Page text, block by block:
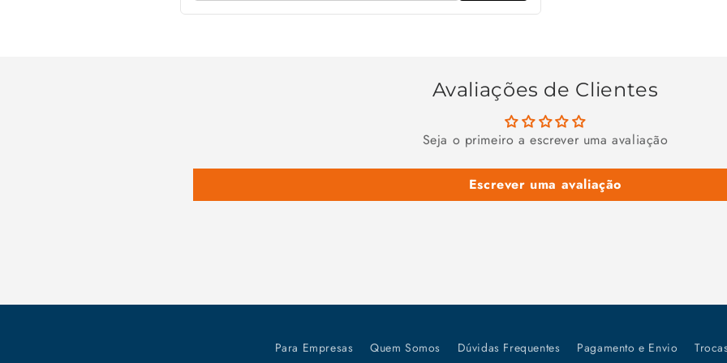
Avaliações de Clientes
Seja o primeiro a escrever uma avaliação
Escrever uma avaliação
Para Empresas Quem Somos Dúvidas Frequentes Pagamento e Envio